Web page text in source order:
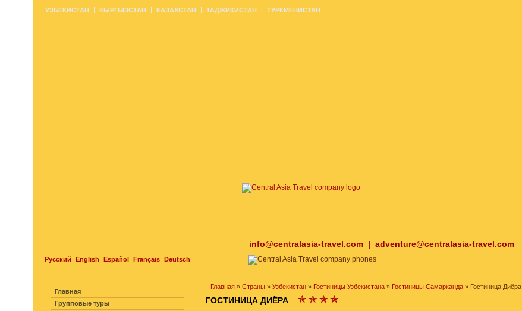
info@centralasia-travel.com | adventure@centralasia-travel.com
Русский English Español Français Deutsch
УЗБЕКИСТАН КЫРГЫЗСТАН КАЗАХСТАН ТАДЖИКИСТАН ТУРКМЕНИСТАН
Главная » Страны » Узбекистан » Гостиницы Узбекистана » Гостиницы Самарканда » Гостиница Диёра
ГОСТИНИЦА ДИЁРА
Главная
Групповые туры